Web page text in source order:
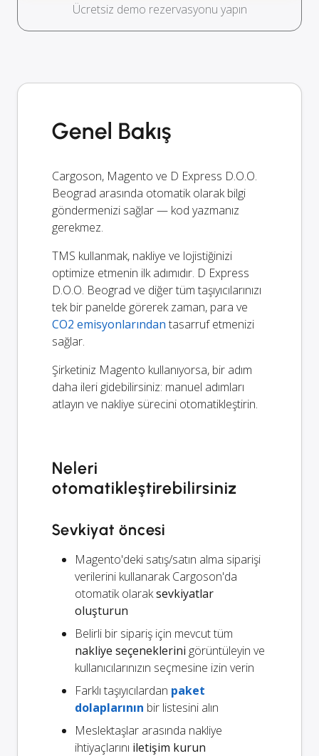
Ücretsiz demo rezervasyonu yapın
Genel Bakış
Cargoson, Magento ve D Express D.O.O.
Beograd arasında otomatik olarak bilgi
göndermenizi sağlar — kod yazmanız
gerekmez.
TMS kullanmak, nakliye ve lojistiğinizi
optimize etmenin ilk adımıdır. D Express
D.O.O. Beograd ve diğer tüm taşıyıcılarınızı
tek bir panelde görerek zaman, para ve
CO2 emisyonlarından tasarruf etmenizi
sağlar.
Şirketiniz Magento kullanıyorsa, bir adım
daha ileri gidebilirsiniz: manuel adımları
atlayın ve nakliye sürecini otomatikleştirin.
Neleri
otomatikleştirebilirsiniz
Sevkiyat öncesi
Magento'deki satış/satın alma siparişi
verilerini kullanarak Cargoson'da
otomatik olaraksevkiyatlar
oluşturun
Belirli bir sipariş için mevcut tüm
nakliye seçeneklerini görüntüleyin ve
kullanıcılarınızın seçmesine izin verin
Farklı taşıyıcılardan paket
dolaplarının bir listesini alın
Meslektaşlar arasında nakliye
ihtiyaçlarını iletişim kurun